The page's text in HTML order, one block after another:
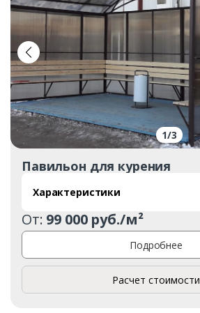
1/3
Павильон для курения
Характеристики
От: 99 000 руб./м²
Подробнее
Расчет стоимости